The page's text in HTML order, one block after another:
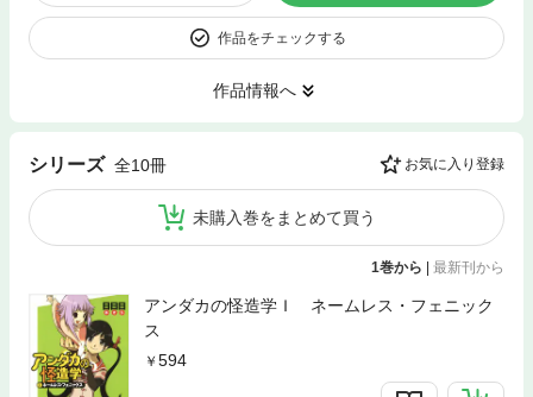
作品をチェックする
作品情報へ
シリーズ 全10冊 お気に入り登録
未購入巻をまとめて買う
1巻から | 最新刊から
アンダカの怪造学Ｉ ネームレス・フェニック
ス
594